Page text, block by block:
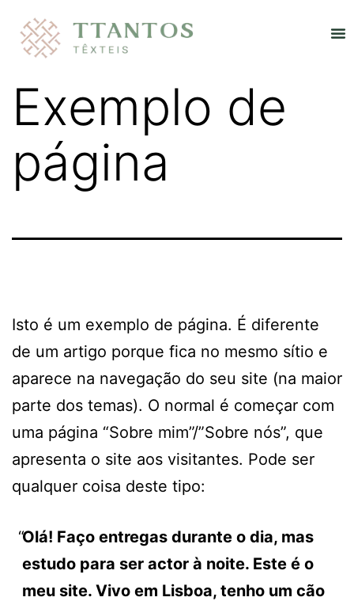
Exemplo de
página
Isto é um exemplo de página. É diferente
de um artigo porque fica no mesmo sítio e
aparece na navegação do seu site (na maior
parte dos temas). O normal é começar com
uma página “Sobre mim”/”Sobre nós”, que
apresenta o site aos visitantes. Pode ser
qualquer coisa deste tipo:
Olá! Faço entregas durante o dia, mas
estudo para ser actor à noite. Este é o
meu site. Vivo em Lisboa, tenho um cão